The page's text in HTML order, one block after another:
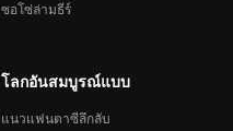
SENA | Focus Cam ส
เตจแรก CHUANG ASIA
ซอโซ่ล่ามธีร์
โลกอันสมบูรณ์แบบ
แนวแฟนตาซีลึกลับ